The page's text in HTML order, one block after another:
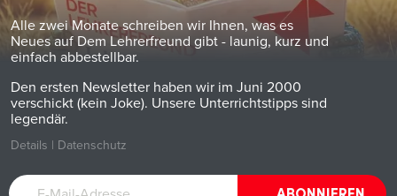
Alle zwei Monate schreiben wir Ihnen, was es
Neues auf Dem Lehrerfreund gibt - launig, kurz und
einfach abbestellbar.
Den ersten Newsletter haben wir im Juni 2000
verschickt (kein Joke). Unsere Unterrichtstipps sind
legendär.
Details | Datenschutz
E-